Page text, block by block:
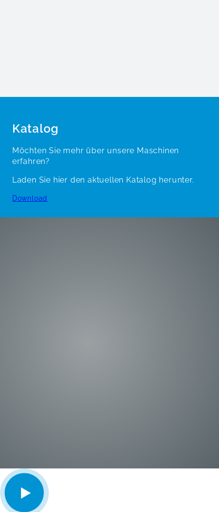
Katalog
Möchten Sie mehr über unsere Maschinen
erfahren?
Laden Sie hier den aktuellen Katalog herunter.
Download